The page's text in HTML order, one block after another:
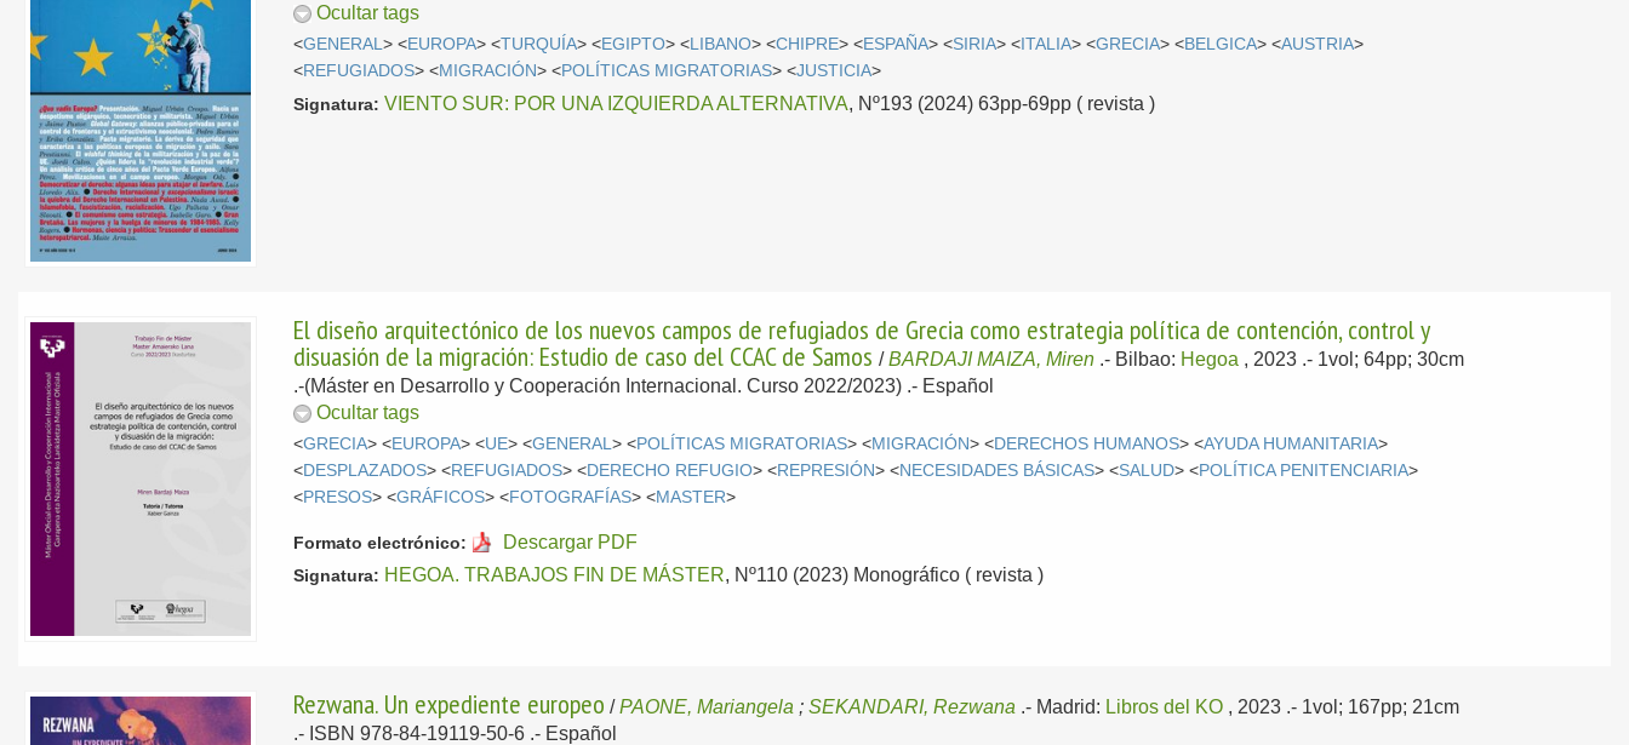
Ocultar tags
<GENERAL> <EUROPA> <TURQUÍA> <EGIPTO> <LIBANO> <CHIPRE> <ESPAÑA> <SIRIA> < ITALIA> <GRECIA> <BELGICA> <AUSTRIA>
<REFUGIADOS> <MIGRACIÓN> <POLÍTICAS MIGRATORIAS> <JUSTICIA>
Signatura: VIENTO SUR: POR UNA IZQUIERDA ALTERNATIVA, Nº193 (2024) 63pp-69pp ( revista )
El diseño arquitectónico de los nuevos campos de refugiados de Grecia como estrategia política de contención, control y
disuasión de la migración: Estudio de caso del CCAC de Samos/BARDAJI MAIZA, Miren .- Bilbao: Hegoa , 2023 .- 1vol; 64pp; 30cm
.-(Máster en Desarrollo y Cooperación Internacional. Curso 2022/2023) .- Español
Ocultar tags
<GRECIA> <EUROPA> <UE> <GENERAL> <POLÍTICAS MIGRATORIAS> <MIGRACIÓN> <DERECHOS HUMANOS> <AYUDA HUMANITARIA>
<DESPLAZADOS> <REFUGIADOS> <DERECHO REFUGIO> <REPRESIÓN> <NECESIDADES BÁSICAS> <SALUD> <POLÍTICA PENITENCIARIA>
<PRESOS> <GRÁFICOS> <FOTOGRAFÍAS> <MASTER>
Formato electrónico: Descargar PDF
Signatura: HEGOA. TRABAJOS FIN DE MÁSTER, Nº110 (2023) Monográfico ( revista )
Rezwana. Un expediente europeo /PAONE, Mariangela ;SEKANDARI, Rezwana .- Madrid: Libros del KO , 2023 .- 1vol; 167pp; 21cm
.- ISBN 978-84-19119-50-6 .- Español